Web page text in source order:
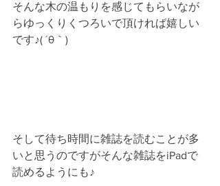
そんな木の温もりを感じてもらいなが
らゆっくりくつろいで頂ければ嬉しい
です♪( ´θ｀)
そして待ち時間に雑誌を読むことが多
いと思うのですがそんな雑誌をiPadで
読めるようにも♪